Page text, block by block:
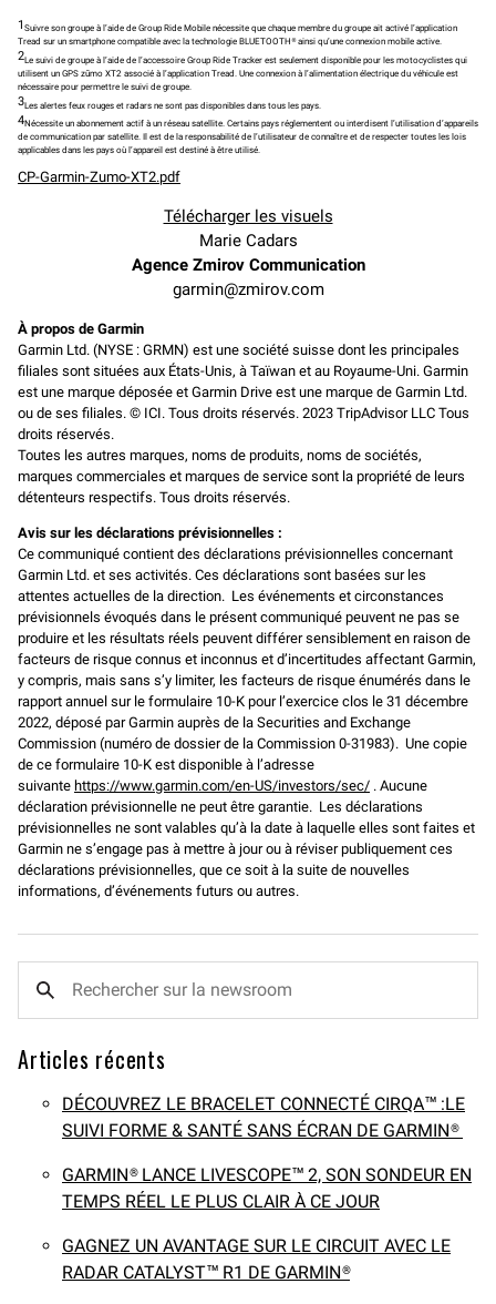
1 Suivre son groupe à l’aide de Group Ride Mobile nécessite que chaque membre du groupe ait activé l’application
Tread sur un smartphone compatible avec la technologie BLUETOOTH® ainsi qu’une connexion mobile active.
2Le suivi de groupe à l’aide de l’accessoire Group Ride Tracker est seulement disponible pour les motocyclistes qui
utilisent un GPS zūmo XT2 associé à l’application Tread. Une connexion à l’alimentation électrique du véhicule est
nécessaire pour permettre le suivi de groupe.
3Les alertes feux rouges et radars ne sont pas disponibles dans tous les pays.
4Nécessite un abonnement actif à un réseau satellite. Certains pays réglementent ou interdisent l’utilisation d’appareils
de communication par satellite. Il est de la responsabilité de l’utilisateur de connaître et de respecter toutes les lois
applicables dans les pays où l’appareil est destiné à être utilisé.
CP-Garmin-Zumo-XT2.pdf
Télécharger les visuels
Marie Cadars
Agence Zmirov Communication
garmin@zmirov.com
À propos de Garmin
Garmin Ltd. (NYSE : GRMN) est une société suisse dont les principales
filiales sont situées aux États-Unis, à Taïwan et au Royaume-Uni. Garmin
est une marque déposée et Garmin Drive est une marque de Garmin Ltd.
ou de ses filiales. © ICI. Tous droits réservés. 2023 TripAdvisor LLC Tous
droits réservés.
Toutes les autres marques, noms de produits, noms de sociétés,
marques commerciales et marques de service sont la propriété de leurs
détenteurs respectifs. Tous droits réservés.
Avis sur les déclarations prévisionnelles :
Ce communiqué contient des déclarations prévisionnelles concernant
Garmin Ltd. et ses activités. Ces déclarations sont basées sur les
attentes actuelles de la direction. Les événements et circonstances
prévisionnels évoqués dans le présent communiqué peuvent ne pas se
produire et les résultats réels peuvent différer sensiblement en raison de
facteurs de risque connus et inconnus et d’incertitudes affectant Garmin,
y compris, mais sans s’y limiter, les facteurs de risque énumérés dans le
rapport annuel sur le formulaire 10-K pour l’exercice clos le 31 décembre
2022, déposé par Garmin auprès de la Securities and Exchange
Commission (numéro de dossier de la Commission 0-31983). Une copie
de ce formulaire 10-K est disponible à l’adresse
suivante https://www.garmin.com/en-US/investors/sec/ . Aucune
déclaration prévisionnelle ne peut être garantie. Les déclarations
prévisionnelles ne sont valables qu’à la date à laquelle elles sont faites et
Garmin ne s’engage pas à mettre à jour ou à réviser publiquement ces
déclarations prévisionnelles, que ce soit à la suite de nouvelles
informations, d’événements futurs ou autres.
Articles récents
DÉCOUVREZ LE BRACELET CONNECTÉ CIRQA™ :LE
SUIVI FORME & SANTÉ SANS ÉCRAN DE GARMIN®
GARMIN® LANCE LIVESCOPE™ 2, SON SONDEUR EN
TEMPS RÉEL LE PLUS CLAIR À CE JOUR
GAGNEZ UN AVANTAGE SUR LE CIRCUIT AVEC LE
RADAR CATALYST™ R1 DE GARMIN®